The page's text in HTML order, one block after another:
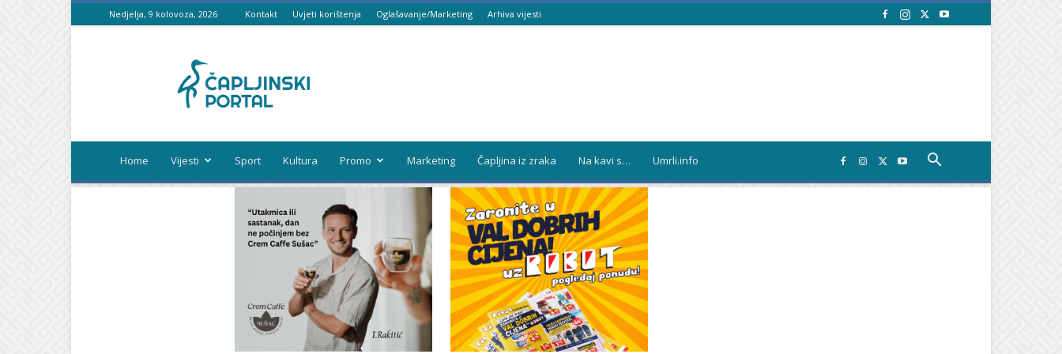
Nedjelja, 9 kolovoza, 2026 Kontakt Uvjeti korištenja Oglašavanje/Marketing Arhiva vijesti
portal
Home Vijesti Sport Kultura Promo Marketing Čapljina iz zraka Na kavi s… Umrli.info